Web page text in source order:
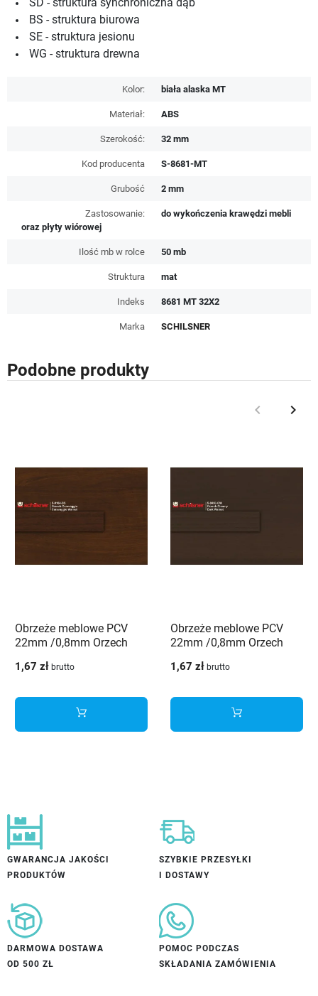
SD - struktura synchroniczna dąb
BS - struktura biurowa
SE - struktura jesionu
WG - struktura drewna
Kolor: biała alaska MT
Materiał: ABS
Szerokość: 32 mm
Kod producenta S-8681-MT
Grubość 2 mm
Zastosowanie:
do wykończenia krawędzi mebli
oraz płyty wiórowej
Ilość mb w rolce 50 mb
Struktura mat
Indeks 8681 MT 32X2
Marka SCHILSNER
Podobne produkty
Poprzedni
keyboard_arrow_left keyboard_arrow_right
Obrzeże meblowe PCV
22mm /0,8mm Orzech
Schilsner
1,67 zł brutto
Obrzeże meblowe PCV
22mm /0,8mm Orzech
Schilsner
1,67 zł brutto
GWARANCJA JAKOŚCI
PRODUKTÓW
SZYBKIE PRZESYŁKI
I DOSTAWY
DARMOWA DOSTAWA
OD 500 ZŁ
POMOC PODCZAS
SKŁADANIA ZAMÓWIENIA